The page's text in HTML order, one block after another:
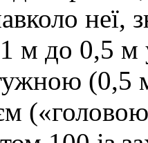
неї,
м до 0,5 м
(0,5